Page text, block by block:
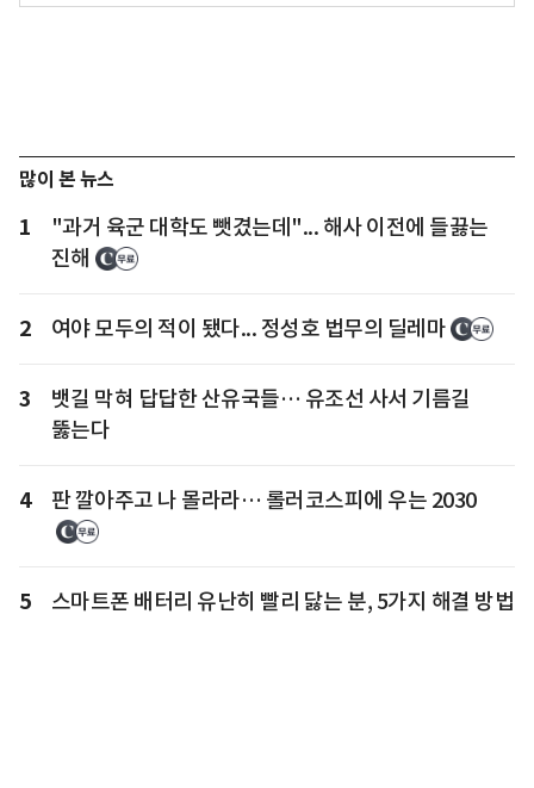
많이 본 뉴스
1
"과거 육군 대학도 뺏겼는데"... 해사 이전에 들끓는
진해
2 여야 모두의 적이 됐다... 정성호 법무의 딜레마
3
뱃길 막혀 답답한 산유국들… 유조선 사서 기름길
뚫는다
4 판 깔아주고 나 몰라라… 롤러코스피에 우는 2030
5 스마트폰 배터리 유난히 빨리 닳는 분, 5가지 해결 방법